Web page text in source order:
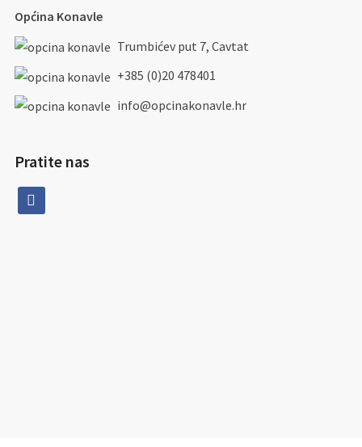
Općina Konavle
Trumbićev put 7, Cavtat
+385 (0)20 478401
info@opcinakonavle.hr
Pratite nas
facebook